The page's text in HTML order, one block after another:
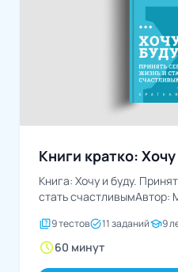
Книги кратко:
Книга: Хочу и буду.
стать счастливымАвтор:
quiz9 тестовtask_alt11 заданийschool9
schedule60 минут